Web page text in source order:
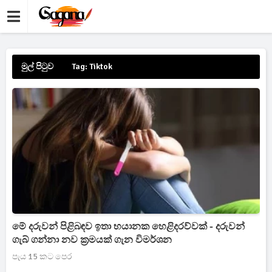
මුල් පිටුව Tag: Tiktok
මේ දරුවන් පිළිබඳව ඉතා භයානක හෙළිදරව්වක් - දරුවන්
ගැබ් ගන්නා නව ක්‍රමයක් ගැන විමර්ශන
පැය 15 කට පෙර